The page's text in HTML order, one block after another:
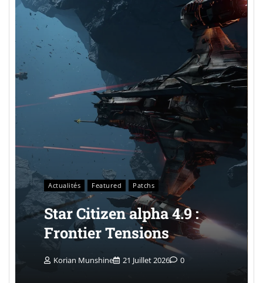
Actualités Featured Patchs
Star Citizen alpha 4.9 :
Frontier Tensions
Korian Munshine 21 Juillet 2026 0